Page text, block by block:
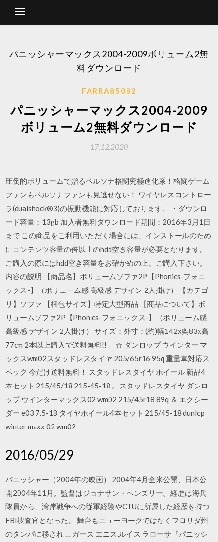
パニッシャーマックス2004-2009ボリューム2無
料ダウンロード
FARRA85082
パニッシャーマックス2004-2009
ボリューム2無料ダウンロード
17.12.2020
圧倒的ボリュームで贈るペルソナ格闘究極進化系！格闘ゲーム
ファンもペルソナファンも見逃せない！ ワイヤレスコントロー
ラ(dualshock®3)の振動機能に対応しております。 ・ダウンロ
ード容量：13gb 加入者無料ダウンロード期間：2016年3月1日
まで この商品をご利用いただく場合には、インストールのため
にコンテンツ容量の倍以上のhdd空き容量が必要となります。
ご購入の際にはhdd空き容量をお確かめの上、ご購入下さい。
内容の説明 【商品名】ボリュームソファ2P【Phonics-フォニ
ックス-】（ボリューム感 高級感 デザイン 2人掛け） 【カテゴ
リ】ソファ 【梱包サイズ】特定大型商品 【商品について】ボ
リュームソファ2P【Phonics-フォニックス-】（ボリューム感
高級感 デザイン 2人掛け） サイズ：外寸：(約)幅142x奥83x高
77cm 2本以上購入で送料無料!! 。☆ ダンロップ ウインター マ
ックスwm02スタッドレスタイヤ 205/65r16 95q 重量車対応ス
ペック 今だけ送料無料！ スタッドレスタイヤ ホイール 新品4
本セット 215/45/18 215-45-18 。スタッドレスタイヤ ダンロ
ップ ウインターマックス02 wm02 215/45r18 89q ＆ エクシー
ダー e03 7.5-18 タイヤホイール4本セット 215/45-18 dunlop
winter maxx 02 wm02
2016/05/29
パニッシャー（2004年の映画） 2004年4月全米公開、日本公
開2004年11月。監督はジョナサン・ヘンズリー。経歴は海兵
隊員から、湾岸戦争への従軍経験やCTUに所属した経歴を持つ
FBI捜査官となった。 舞台もニューヨークではなくフロリダ州
のタンパに移され … ガース エニス,ルイス ラローサ『パニッシ